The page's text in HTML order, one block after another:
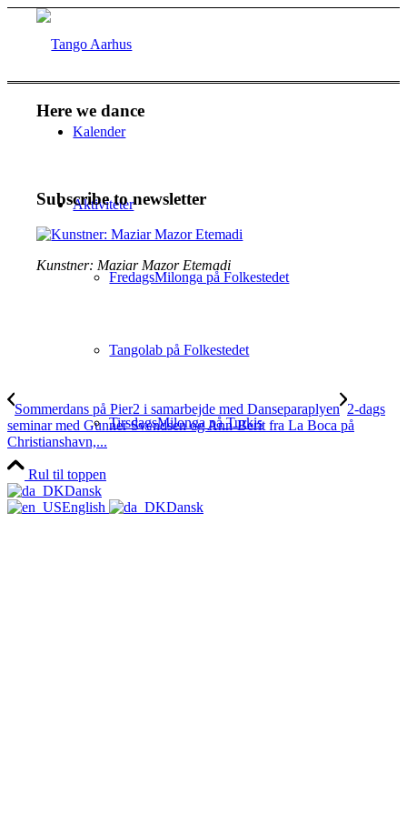
Kalender
Aktiviteter
FredagsMilonga på Folkestedet
Tangolab på Folkestedet
TirsdagsMilonga på Turkis
Here we dance
Subscribe to newsletter
Kunstner: Maziar Mazor Etemadi
Sommerdans på Pier2 i samarbejde med Danseparaplyen 2-dags
seminar med Gunner Svendsen og Ann-Berit fra La Boca på
Christianshavn,...
Rul til toppen
Dansk
English
Dansk